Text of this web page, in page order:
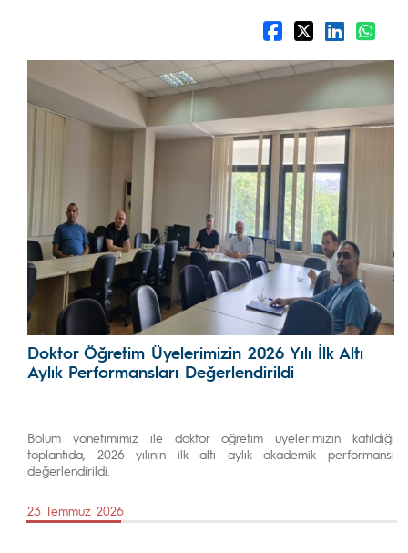
Doktor Öğretim Üyelerimizin 2026 Yılı İlk Altı
Aylık Performansları Değerlendirildi
Bölüm yönetimimiz ile doktor öğretim üyelerimizin katıldığı
toplantıda, 2026 yılının ilk altı aylık akademik performansı
değerlendirildi.
23 Temmuz 2026